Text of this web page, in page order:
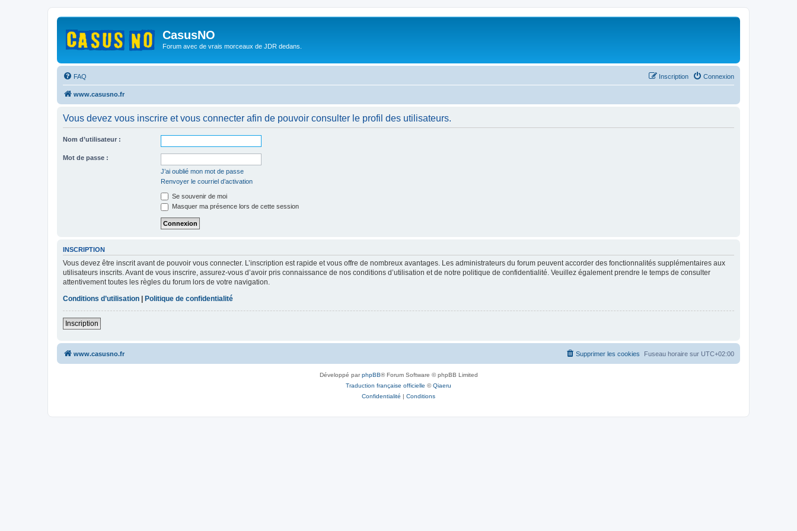
CasusNO
Forum avec de vrais morceaux de JDR dedans.
FAQ Connexion
Inscription
www.casusno.fr
Vous devez vous inscrire et vous connecter afin de pouvoir consulter le profil des utilisateurs.
Nom d’utilisateur :
Mot de passe :
J’ai oublié mon mot de passe
Renvoyer le courriel d’activation
Se souvenir de moi
Masquer ma présence lors de cette session
INSCRIPTION
Vous devez être inscrit avant de pouvoir vous connecter. L’inscription est rapide et vous offre de nombreux avantages. Les administrateurs du forum peuvent accorder des fonctionnalités supplémentaires aux
utilisateurs inscrits. Avant de vous inscrire, assurez-vous d’avoir pris connaissance de nos conditions d’utilisation et de notre politique de confidentialité. Veuillez également prendre le temps de consulter
attentivement toutes les règles du forum lors de votre navigation.
Conditions d’utilisation
Politique de confidentialité
Inscription
www.casusno.fr Fuseau horaire sur UTC+02:00
Supprimer les cookies
Développé parphpBB® Forum Software © phpBB Limited
Traduction française officielle ©Qiaeru
Confidentialité | Conditions